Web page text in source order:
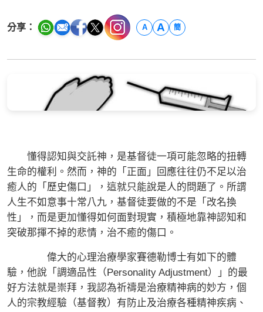
分享： A A 簡
懂得認知與交託神，是基督徒一項可能忽略的扭轉
生命的權利。然而，神的「正面」回應往往仍不足以治
癒人的「歷史傷口」，這就只能說是人的問題了。所謂
人生不如意事十常八九，基督徒要做的不是「改名換
性」，而是更加懂得如何面對現實，積極地靠神認知和
突破那揮不掉的悲情，治不癒的傷口。
偉大的心理治療學家賽德勒博士有如下的體
驗，他說「調適品性（Personality Adjustment）」的最
好方法就是崇拜，我認為祈禱是治療精神病的妙方，個
人的宗教經驗（基督教）有防止及治療各種精神疾病、